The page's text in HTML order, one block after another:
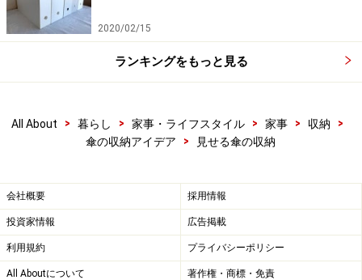
2020/02/15
ランキングをもっと見る
All About > 暮らし > 家事・ライフスタイル > 家事 > 収納
>
傘の収納アイデア
> 見せる傘の収納
会社概要 採用情報
投資家情報 広告掲載
利用規約 プライバシーポリシー
All Aboutについて 著作権・商標・免責